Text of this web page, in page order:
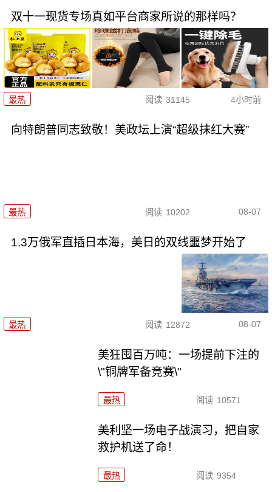
双十一现货专场真如平台商家所说的那样吗？
最热 阅读 31145 4小时前
向特朗普同志致敬！美政坛上演“超级抹红大赛”
最热 阅读 10202 08-07
1.3万俄军直插日本海，美日的双线噩梦开始了
最热 阅读 12872 08-07
美狂囤百万吨：一场提前下注的
\"铜牌军备竞赛\"
最热 阅读 10571
美利坚一场电子战演习，把自家
救护机送了命！
最热 阅读 9354